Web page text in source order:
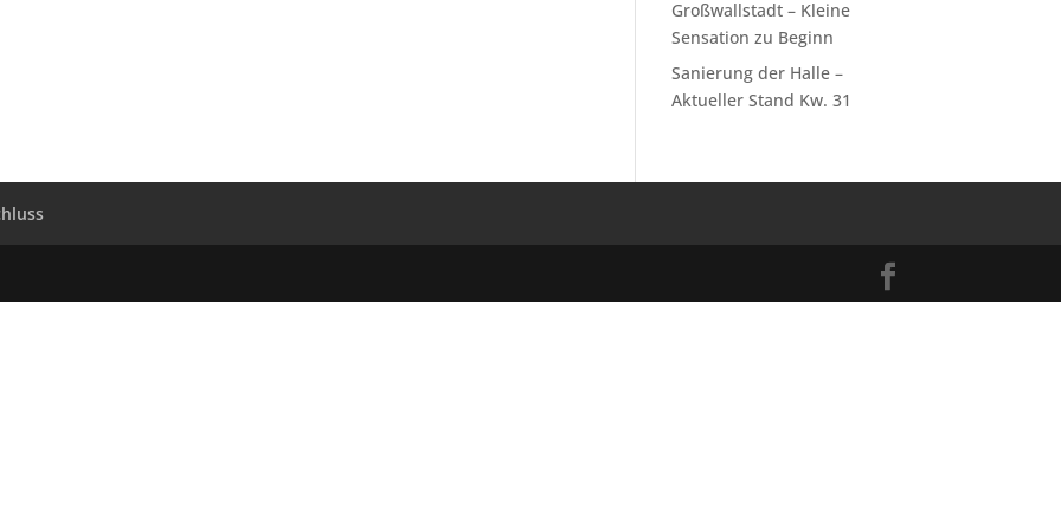
Großwallstadt – Kleine
Sensation zu Beginn
Sanierung der Halle –
Aktueller Stand Kw. 31